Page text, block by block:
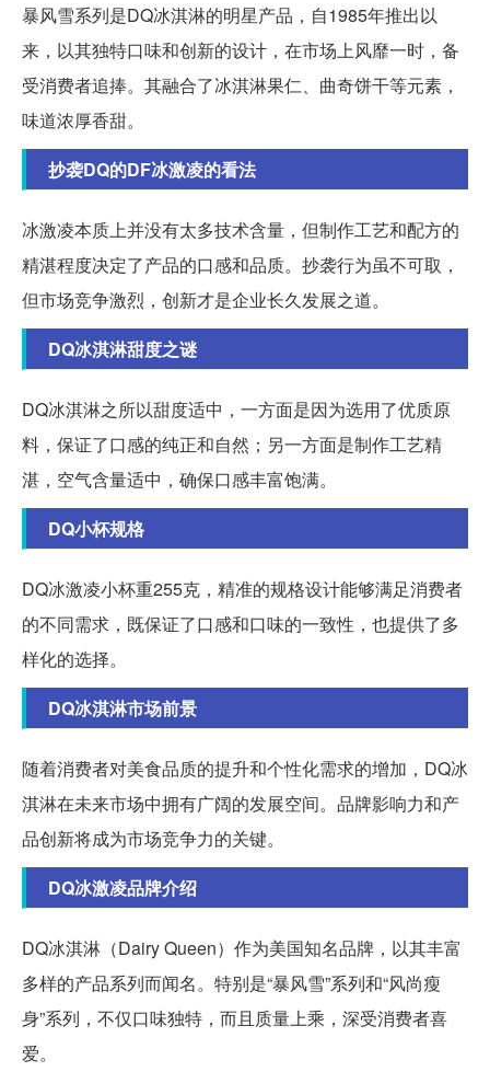
暴风雪系列是DQ冰淇淋的明星产品，自1985年推出以
来，以其独特口味和创新的设计，在市场上风靡一时，备
受消费者追捧。其融合了冰淇淋果仁、曲奇饼干等元素，
味道浓厚香甜。
抄袭DQ的DF冰激凌的看法
冰激凌本质上并没有太多技术含量，但制作工艺和配方的
精湛程度决定了产品的口感和品质。抄袭行为虽不可取，
但市场竞争激烈，创新才是企业长久发展之道。
DQ冰淇淋甜度之谜
DQ冰淇淋之所以甜度适中，一方面是因为选用了优质原
料，保证了口感的纯正和自然；另一方面是制作工艺精
湛，空气含量适中，确保口感丰富饱满。
DQ小杯规格
DQ冰激凌小杯重255克，精准的规格设计能够满足消费者
的不同需求，既保证了口感和口味的一致性，也提供了多
样化的选择。
DQ冰淇淋市场前景
随着消费者对美食品质的提升和个性化需求的增加，DQ冰
淇淋在未来市场中拥有广阔的发展空间。品牌影响力和产
品创新将成为市场竞争力的关键。
DQ冰激凌品牌介绍
DQ冰淇淋（Dairy Queen）作为美国知名品牌，以其丰富
多样的产品系列而闻名。特别是“暴风雪”系列和“风尚瘦
身”系列，不仅口味独特，而且质量上乘，深受消费者喜
爱。